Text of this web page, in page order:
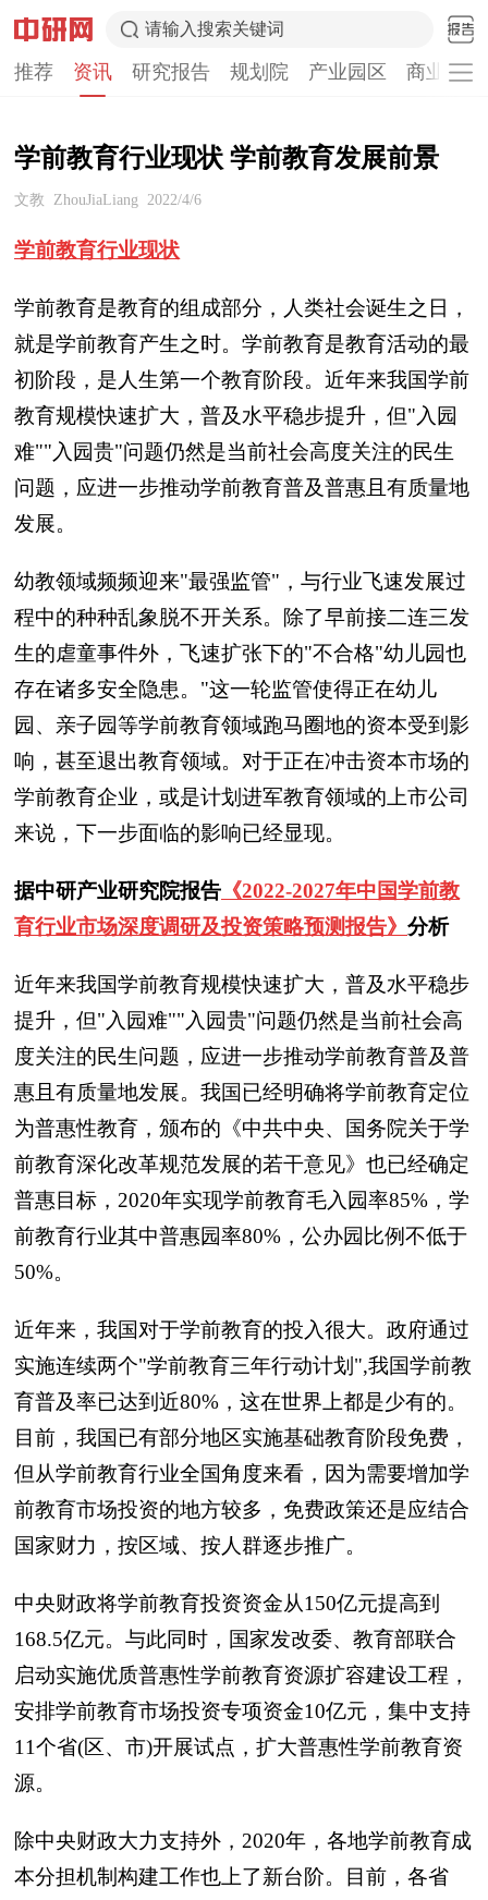
请输入搜索关键词
推荐 资讯 研究报告 规划院 产业园区 商业计
学前教育行业现状 学前教育发展前景
文教 ZhouJiaLiang 2022/4/6
学前教育行业现状
学前教育是教育的组成部分，人类社会诞生之日，
就是学前教育产生之时。学前教育是教育活动的最
初阶段，是人生第一个教育阶段。近年来我国学前
教育规模快速扩大，普及水平稳步提升，但"入园
难""入园贵"问题仍然是当前社会高度关注的民生
问题，应进一步推动学前教育普及普惠且有质量地
发展。
幼教领域频频迎来"最强监管"，与行业飞速发展过
程中的种种乱象脱不开关系。除了早前接二连三发
生的虐童事件外，飞速扩张下的"不合格"幼儿园也
存在诸多安全隐患。"这一轮监管使得正在幼儿
园、亲子园等学前教育领域跑马圈地的资本受到影
响，甚至退出教育领域。对于正在冲击资本市场的
学前教育企业，或是计划进军教育领域的上市公司
来说，下一步面临的影响已经显现。
据中研产业研究院报告 《2022-2027年中国学前教
育行业市场深度调研及投资策略预测报告》 分析
近年来我国学前教育规模快速扩大，普及水平稳步
提升，但"入园难""入园贵"问题仍然是当前社会高
度关注的民生问题，应进一步推动学前教育普及普
惠且有质量地发展。我国已经明确将学前教育定位
为普惠性教育，颁布的《中共中央、国务院关于学
前教育深化改革规范发展的若干意见》也已经确定
普惠目标，2020年实现学前教育毛入园率85%，学
前教育行业其中普惠园率80%，公办园比例不低于
50%。
近年来，我国对于学前教育的投入很大。政府通过
实施连续两个"学前教育三年行动计划",我国学前教
育普及率已达到近80%，这在世界上都是少有的。
目前，我国已有部分地区实施基础教育阶段免费，
但从学前教育行业全国角度来看，因为需要增加学
前教育市场投资的地方较多，免费政策还是应结合
国家财力，按区域、按人群逐步推广。
中央财政将学前教育投资资金从150亿元提高到
168.5亿元。与此同时，国家发改委、教育部联合
启动实施优质普惠性学前教育资源扩容建设工程，
安排学前教育市场投资专项资金10亿元，集中支持
11个省(区、市)开展试点，扩大普惠性学前教育资
源。
除中央财政大力支持外，2020年，各地学前教育成
本分担机制构建工作也上了新台阶。目前，各省